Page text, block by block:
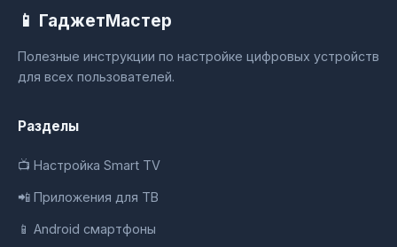
📱 ГаджетМастер
Полезные инструкции по настройке цифровых устройств
для всех пользователей.
Разделы
📺 Настройка Smart TV
📲 Приложения для ТВ
📱 Android смартфоны